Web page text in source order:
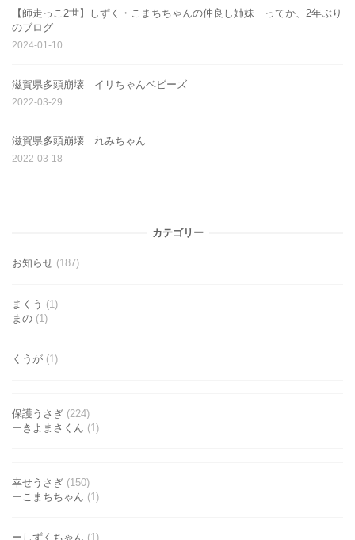
【師走っこ2世】しずく・こまちちゃんの仲良し姉妹 ってか、2年ぶり
のブログ
2024-01-10
滋賀県多頭崩壊 イリちゃんベビーズ
2022-03-29
滋賀県多頭崩壊 れみちゃん
2022-03-18
カテゴリー
お知らせ (187)
まくう (1)
まの (1)
くうが (1)
保護うさぎ (224)
ーきよまさくん (1)
幸せうさぎ (150)
ーこまちちゃん (1)
ーしずくちゃん (1)